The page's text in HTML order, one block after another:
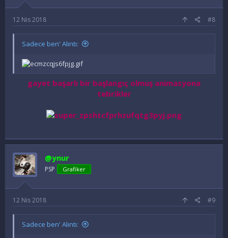
:
12 Nis 2018
#8
Sadece ben' Alıntı:
gayet başarlı bir başlangıç olmuş animasyona
tebrikler
@ynur
PSP Grafiker
12 Nis 2018 #9
Sadece ben' Alıntı: